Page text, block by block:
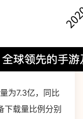
为7.3亿，同比
下载量比例分别